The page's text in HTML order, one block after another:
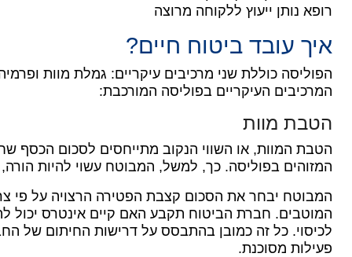
רופא נותן ייעוץ ללקוחה מרוצה
איך עובד ביטוח חיים?
הפוליסה כוללת שני מרכיבים עיקריים: גמלת מוות
המרכיבים העיקריים בפוליסה המורכבת:
הטבת מוות
הטבת המוות, או השווי הנקוב מתייחסים לסכום הכסף
המזוהים בפוליסה. כך, למשל, המבוטח עשוי להיות הורה,
המבוטח יבחר את הסכום קצבת הפטירה הרצויה על פי
המוטבים. חברת הביטוח תקבע האם קיים אינטרס יכול
לכיסוי. כל זה כמובן בהתבסס על דרישות החיתום של
פעילות מסוכנת.